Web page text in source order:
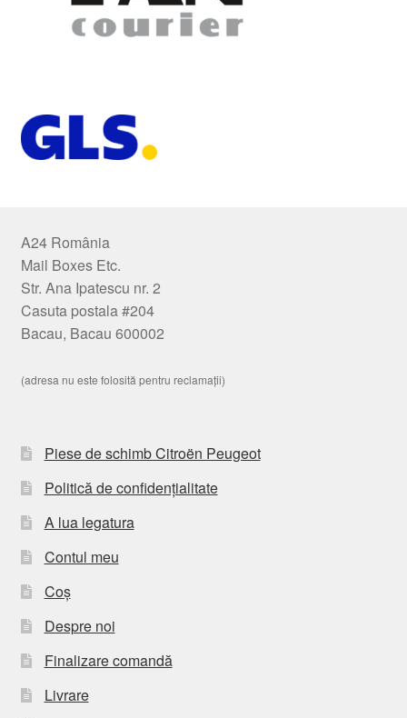
A24 România
Mail Boxes Etc.
Str. Ana Ipatescu nr. 2
Casuta postala #204
Bacau, Bacau 600002
(adresa nu este folosită pentru reclamații)
Piese de schimb Citroën Peugeot
Politică de confidențialitate
A lua legatura
Contul meu
Coș
Despre noi
Finalizare comandă
Livrare